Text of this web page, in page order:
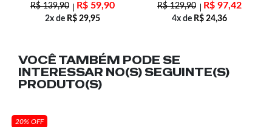
R$139,90 R$ 59,90
2x de R$ 29,95
R$129,90 R$ 97,42
4x de R$ 24,36
VOCÊ TAMBÉM PODE SE
INTERESSAR NO(S) SEGUINTE(S)
PRODUTO(S)
20% OFF